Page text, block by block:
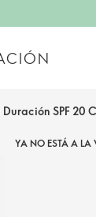
SPF 20
YA NO ESTÁ A LA